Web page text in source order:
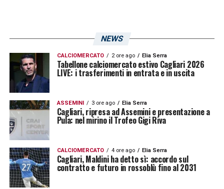
NEWS
CALCIOMERCATO 2 ore ago Elia Serra
Tabellone calciomercato estivo Cagliari 2026
LIVE: i trasferimenti in entrata e in uscita
ASSEMINI 3 ore ago Elia Serra
Cagliari, ripresa ad Assemini e presentazione a
Pula: nel mirino il Trofeo Gigi Riva
CALCIOMERCATO 4 ore ago Elia Serra
Cagliari, Maldini ha detto sì: accordo sul
contratto e futuro in rossoblù fino al 2031